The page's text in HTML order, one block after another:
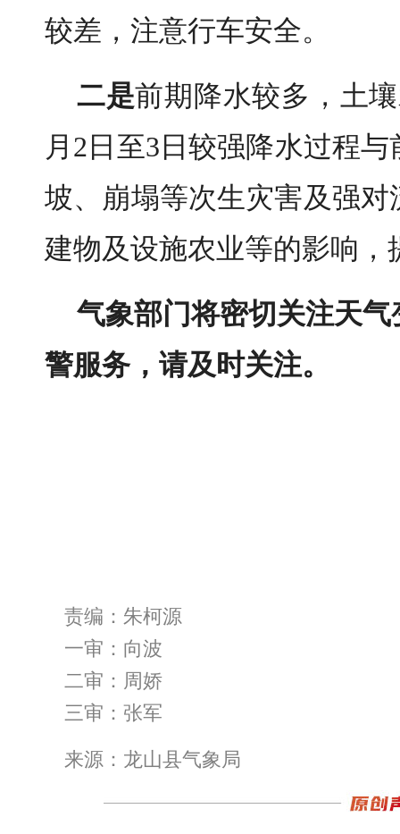
较差，注意行车安全。
二是前期降水较多，土
月2日至3日较强降水过程
坡、崩塌等次生灾害及强
建物及设施农业等的影响，
气象部门将密切关注天气
警服务 ，请及时关注。
责编：朱柯源
一审：向波
二审：周娇
三审：张军
来源：龙山县气象局